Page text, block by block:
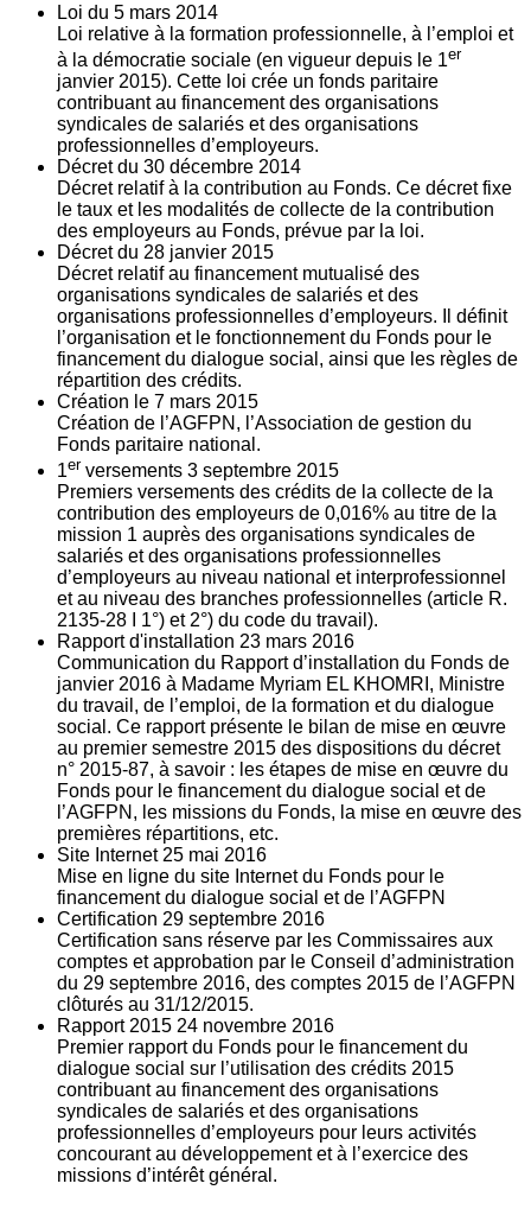
Loi du 5 mars 2014
Loi relative à la formation professionnelle, à l’emploi et
à la démocratie sociale (en vigueur depuis le 1er
janvier 2015). Cette loi crée un fonds paritaire
contribuant au financement des organisations
syndicales de salariés et des organisations
professionnelles d’employeurs.
Décret du 30 décembre 2014
Décret relatif à la contribution au Fonds. Ce décret fixe
le taux et les modalités de collecte de la contribution
des employeurs au Fonds, prévue par la loi.
Décret du 28 janvier 2015
Décret relatif au financement mutualisé des
organisations syndicales de salariés et des
organisations professionnelles d’employeurs. Il définit
l’organisation et le fonctionnement du Fonds pour le
financement du dialogue social, ainsi que les règles de
répartition des crédits.
Création le 7 mars 2015
Création de l’AGFPN, l’Association de gestion du
Fonds paritaire national.
1er versements 3 septembre 2015
Premiers versements des crédits de la collecte de la
contribution des employeurs de 0,016% au titre de la
mission 1 auprès des organisations syndicales de
salariés et des organisations professionnelles
d’employeurs au niveau national et interprofessionnel
et au niveau des branches professionnelles (article R.
2135‐28 I 1°) et 2°) du code du travail).
Rapport d'installation 23 mars 2016
Communication du Rapport d’installation du Fonds de
janvier 2016 à Madame Myriam EL KHOMRI, Ministre
du travail, de l’emploi, de la formation et du dialogue
social. Ce rapport présente le bilan de mise en œuvre
au premier semestre 2015 des dispositions du décret
n° 2015-87, à savoir : les étapes de mise en œuvre du
Fonds pour le financement du dialogue social et de
l’AGFPN, les missions du Fonds, la mise en œuvre des
premières répartitions, etc.
Site Internet 25 mai 2016
Mise en ligne du site Internet du Fonds pour le
financement du dialogue social et de l’AGFPN
Certification 29 septembre 2016
Certification sans réserve par les Commissaires aux
comptes et approbation par le Conseil d’administration
du 29 septembre 2016, des comptes 2015 de l’AGFPN
clôturés au 31/12/2015.
Rapport 2015 24 novembre 2016
Premier rapport du Fonds pour le financement du
dialogue social sur l’utilisation des crédits 2015
contribuant au financement des organisations
syndicales de salariés et des organisations
professionnelles d’employeurs pour leurs activités
concourant au développement et à l’exercice des
missions d’intérêt général.